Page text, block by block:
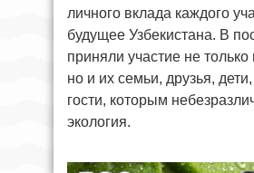
личного вклада каждого
будущее Узбекистана. В
приняли участие не только
но и их семьи, друзья,
гости, которым
экология.